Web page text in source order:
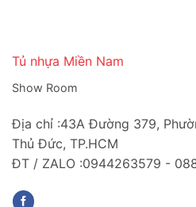
Tủ nhựa Miền Nam
Show Room
Địa chỉ :43A Đường 379,
Thủ Đức, TP.HCM
ĐT / ZALO :0944263579 -